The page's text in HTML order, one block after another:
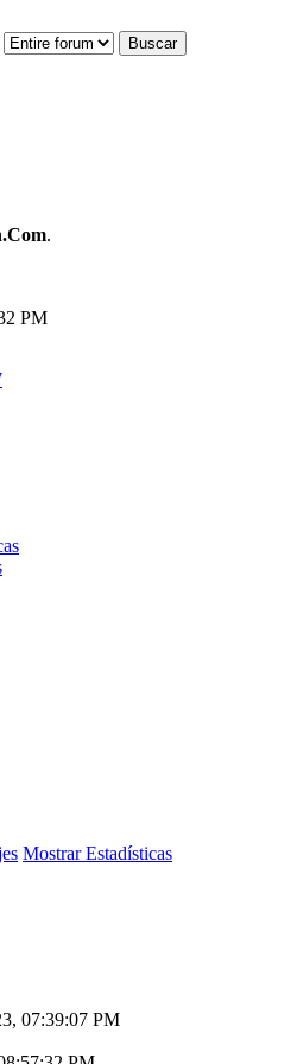
.
PM
Mostrar Estadísticas
07:39:07 PM